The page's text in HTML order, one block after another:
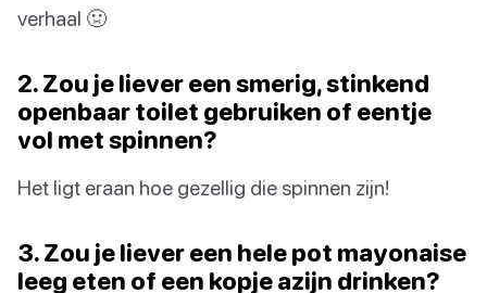
verhaal 🤢
2. Zou je liever een smerig, stinkend
openbaar toilet gebruiken of eentje
vol met spinnen?
Het ligt eraan hoe gezellig die spinnen zijn!
3. Zou je liever een hele pot mayonaise
leeg eten of een kopje azijn drinken?